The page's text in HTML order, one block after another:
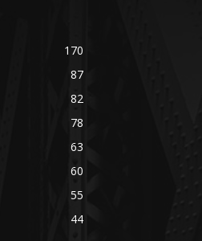
170
87
82
78
63
60
55
44